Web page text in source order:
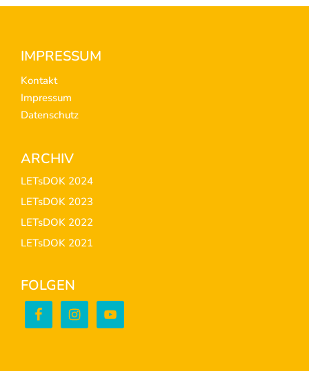
Footer
IMPRESSUM
Kontakt
Impressum
Datenschutz
ARCHIV
LETsDOK 2024
LETsDOK 2023
LETsDOK 2022
LETsDOK 2021
FOLGEN